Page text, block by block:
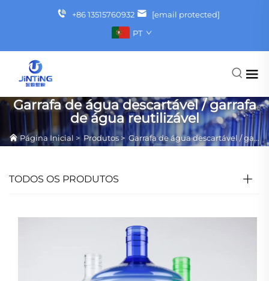
+86 13515760932
[email protected]
PT
Garrafa de água descartável / garrafa
de água reutilizável
Página Inicial > Produtos > Garrafa de água descartável / garrafa de água reutilizável
TODOS OS PRODUTOS